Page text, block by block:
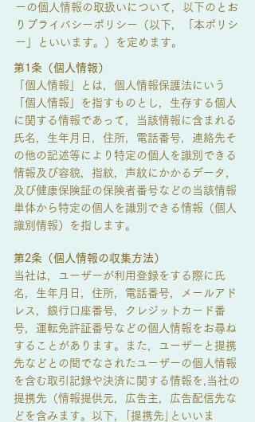
ーの個人情報の取扱いについて，以下のとお
りプライバシーポリシー（以下，「本ポリシ
ー」といいます。）を定めます。
第1条（個人情報）
「個人情報」とは，個人情報保護法にいう
「個人情報」を指すものとし，生存する個人
に関する情報であって，当該情報に含まれる
氏名，生年月日，住所，電話番号，連絡先そ
の他の記述等により特定の個人を識別できる
情報及び容貌，指紋，声紋にかかるデータ，
及び健康保険証の保険者番号などの当該情報
単体から特定の個人を識別できる情報（個人
識別情報）を指します。
第2条（個人情報の収集方法）
当社は，ユーザーが利用登録をする際に氏
名，生年月日，住所，電話番号，メールアド
レス，銀行口座番号，クレジットカード番
号，運転免許証番号などの個人情報をお尋ね
することがあります。また，ユーザーと提携
先などとの間でなされたユーザーの個人情報
を含む取引記録や決済に関する情報を,当社の
提携先（情報提供元，広告主，広告配信先な
どを含みます。以下，｢提携先｣といいま